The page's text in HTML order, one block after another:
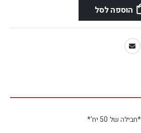
הוספה לסל